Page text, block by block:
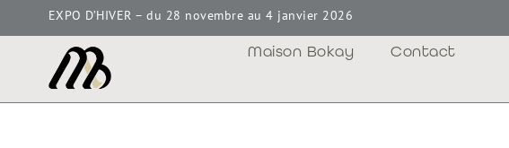
EXPO D’HIVER – du 28 novembre au 4 janvier 2026
Maison Bokay Contact